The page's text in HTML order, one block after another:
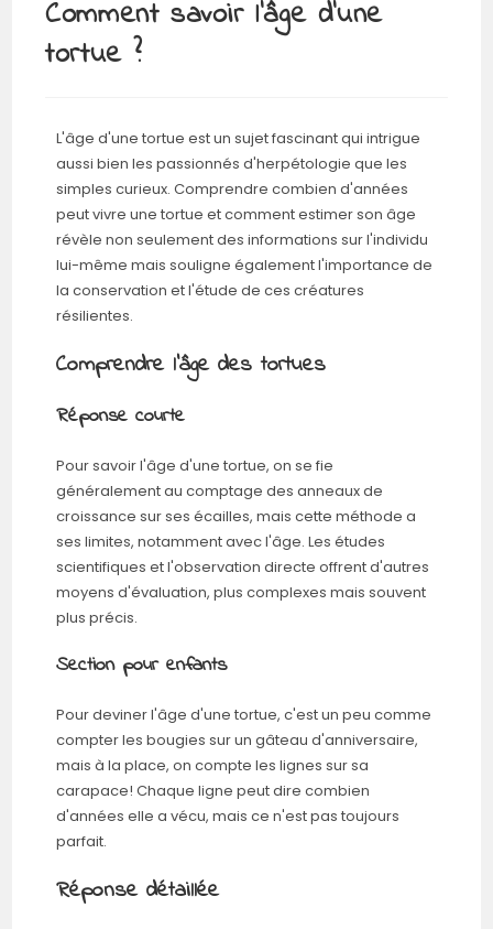
Comment savoir l’âge d’une
tortue ?
L'âge d'une tortue est un sujet fascinant qui intrigue
aussi bien les passionnés d'herpétologie que les
simples curieux. Comprendre combien d'années
peut vivre une tortue et comment estimer son âge
révèle non seulement des informations sur l'individu
lui-même mais souligne également l'importance de
la conservation et l'étude de ces créatures
résilientes.
Comprendre l'âge des tortues
Réponse courte
Pour savoir l'âge d'une tortue, on se fie
généralement au comptage des anneaux de
croissance sur ses écailles, mais cette méthode a
ses limites, notamment avec l'âge. Les études
scientifiques et l'observation directe offrent d'autres
moyens d'évaluation, plus complexes mais souvent
plus précis.
Section pour enfants
Pour deviner l'âge d'une tortue, c'est un peu comme
compter les bougies sur un gâteau d'anniversaire,
mais à la place, on compte les lignes sur sa
carapace! Chaque ligne peut dire combien
d'années elle a vécu, mais ce n'est pas toujours
parfait.
Réponse détaillée